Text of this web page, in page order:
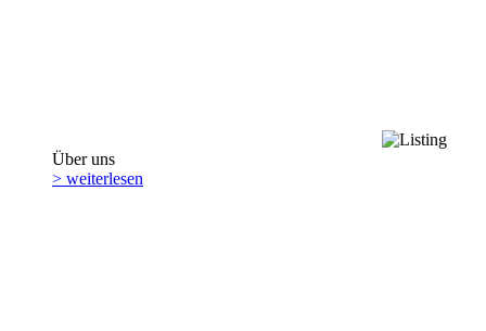
Über uns
> weiterlesen